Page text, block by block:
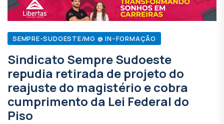
SEMPRE-SUDOESTE/MG @ IN–FORMAÇÃO
Sindicato Sempre Sudoeste
repudia retirada de projeto do
reajuste do magistério e cobra
cumprimento da Lei Federal do
Piso